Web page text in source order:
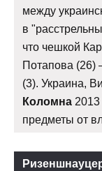
между
в
что чешкой
Потапова (26)
(3). Украина,
Коломна 2013
предметы от